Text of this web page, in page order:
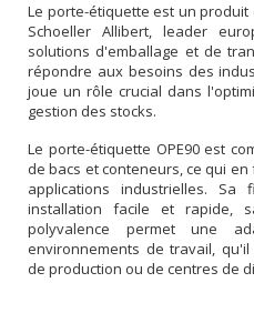
Le porte-étiquette est un
Schoeller Allibert, leader
solutions d'emballage et de
répondre aux besoins des
joue un rôle crucial dans
gestion des stocks.
Le porte-étiquette OPE90 est
de bacs et conteneurs, ce qui
applications industrielles. Sa
installation facile et rapide,
polyvalence permet une
environnements de travail,
de production ou de centres de